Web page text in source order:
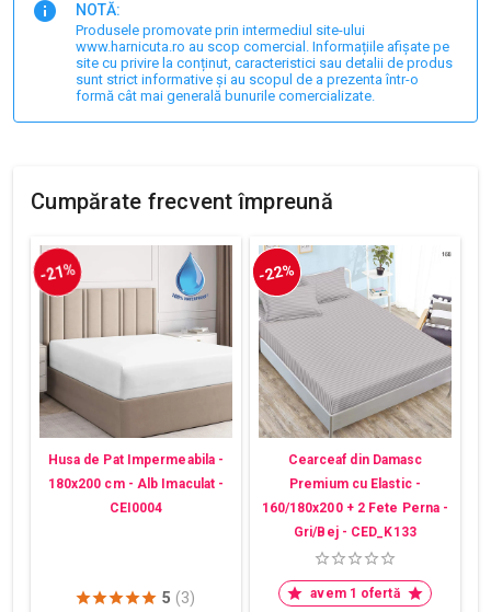
NOTĂ:
Produsele promovate prin intermediul site-ului
www.harnicuta.ro au scop comercial. Informațiile afișate pe
site cu privire la conținut, caracteristici sau detalii de produs
sunt strict informative și au scopul de a prezenta într-o
formă cât mai generală bunurile comercializate.
Cumpărate frecvent împreună
-21%
Husa de Pat Impermeabila -
180x200 cm - Alb Imaculat -
CEI0004
5 (3)
-22%
Cearceaf din Damasc
Premium cu Elastic -
160/180x200 + 2 Fete Perna -
Gri/Bej - CED_K133
avem 1 ofertă